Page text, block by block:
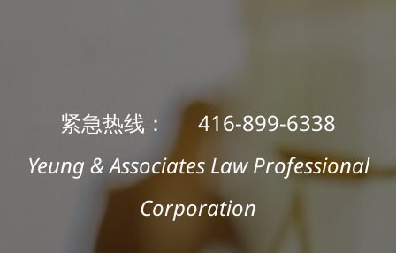
紧急热线： 416-899-6338
Yeung & Associates Law Professional
Corporation